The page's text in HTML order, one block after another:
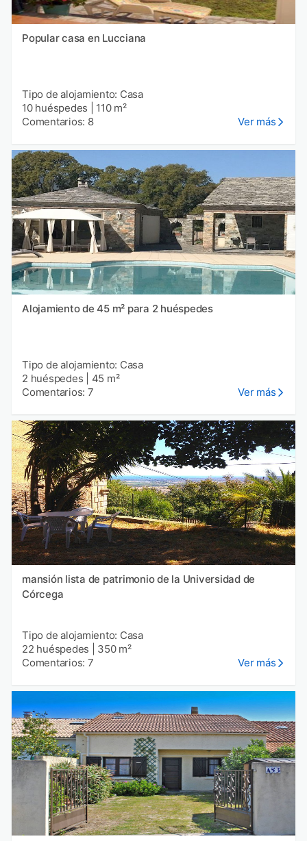
Popular casa en Lucciana
Tipo de alojamiento: Casa
10 huéspedes
110 m²
Comentarios: 8
Ver más
Alojamiento de 45 m² para 2 huéspedes
Tipo de alojamiento: Casa
2 huéspedes
45 m²
Comentarios: 7
Ver más
mansión lista de patrimonio de la Universidad de
Córcega
Tipo de alojamiento: Casa
22 huéspedes
350 m²
Comentarios: 7
Ver más